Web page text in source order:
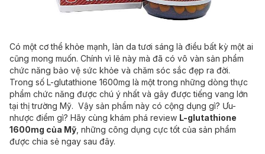
Có một cơ thể khỏe mạnh, làn da tươi sáng là điều bất kỳ một ai
cũng mong muốn. Chính vì lẽ này mà đã có vô vàn sản phẩm
chức năng bảo vệ sức khỏe và chăm sóc sắc đẹp ra đời.
Trong số L-glutathione 1600mg là một trong những dòng thực
phẩm chức năng được chú ý nhất và gây được tiếng vang lớn
tại thị trường Mỹ. Vậy sản phẩm này có cộng dụng gì? Ưu-
nhược điểm gì? Hãy cùng khám phá review L-glutathione
1600mg của Mỹ , những công dụng cực tốt của sản phẩm
được chia sẻ ngay sau đây.